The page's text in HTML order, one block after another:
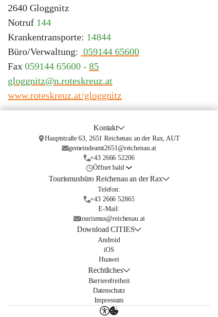
2640 Gloggnitz
Notruf 144
Krankentransporte: 14844
Büro/Verwaltung: 059144 65600
Fax 059144 65600 - 85
gloggnitz@n.roteskreuz.at
www.roteskreuz.at/gloggnitz
Kontakt
Hauptstraße 63, 2651 Reichenau an der Rax, AUT
gemeindeamt2651@reichenau.at
+43 2666 52206
Öffnet bald
Tourismusbüro Reichenau an der Rax
Telefon:
+43 2666 52865
E-Mail:
tourismus@reichenau.at
Download CITIES
Android
iOS
Huawei
Rechtliches
Barrierefreiheit
Datenschutz
Impressum